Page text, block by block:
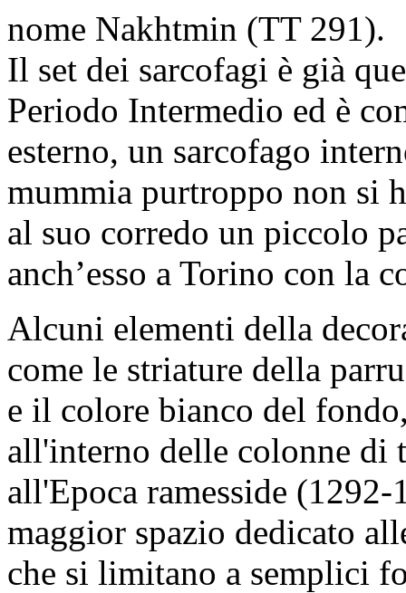
nome Nakhtmin (TT 291).
Il set dei sarcofagi è già
Periodo Intermedio ed è
esterno, un sarcofago
mummia purtroppo non si
al suo corredo un piccolo
anch’esso a Torino con la
Alcuni elementi della
come le striature della
e il colore bianco del
all'interno delle colonne di
all'Epoca ramesside
maggior spazio dedicato
che si limitano a semplici